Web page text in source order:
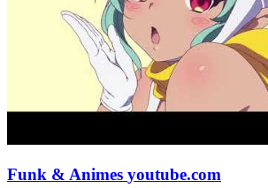
Funk & Animes youtube.com